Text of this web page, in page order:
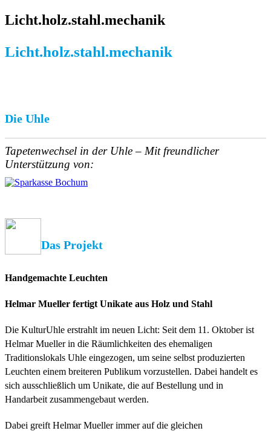
Licht.holz.stahl.mechanik
Licht.holz.stahl.mechanik
Die Uhle
Tapetenwechsel in der Uhle – Mit freundlicher
Unterstützung von:
Das Projekt
Handgemachte Leuchten
Helmar Mueller fertigt Unikate aus Holz und Stahl
Die KulturUhle erstrahlt im neuen Licht: Seit dem 11. Oktober ist
Helmar Mueller in die Räumlichkeiten des ehemaligen
Traditionslokals Uhle eingezogen, um seine selbst produzierten
Leuchten einem breiteren Publikum vorzustellen. Dabei handelt es
sich ausschließlich um Unikate, die auf Bestellung und in
Handarbeit zusammengebaut werden.
Dabei greift Helmar Mueller immer auf die gleichen